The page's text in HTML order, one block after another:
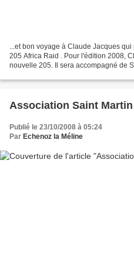
...et bon voyage à Claude Jacques
205 Africa Raid . Pour l'édition 2008,
nouvelle 205. Il sera accompagné de
Association Saint Martin
Publié le 23/10/2008 à 05:24
Par Echenoz la Méline